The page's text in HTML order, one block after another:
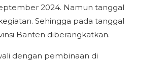
2024. Namun tanggal
Sehingga pada tanggal
Banten diberangkatkan.
dengan pembinaan di